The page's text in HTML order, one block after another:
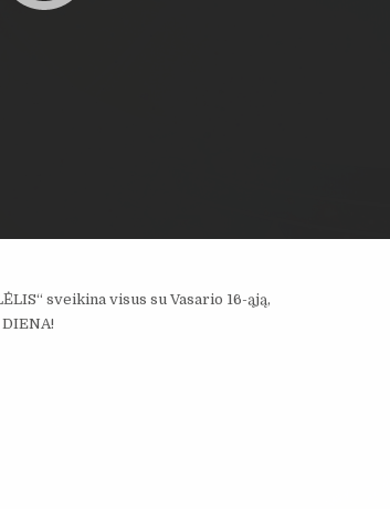
sveikina visus su Vasario 16-ąją,